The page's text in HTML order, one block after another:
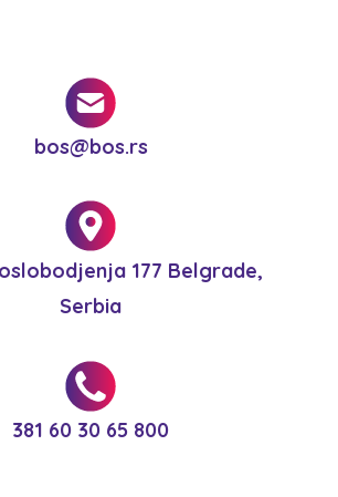
bos@bos.rs
177 Belgrade,
Serbia
381 60 30 65 800